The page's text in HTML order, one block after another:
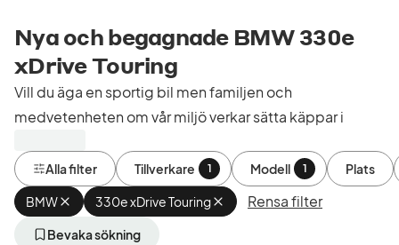
Nya och begagnade BMW 330e
xDrive Touring
Vill du äga en sportig bil men familjen och
medvetenheten om vår miljö verkar sätta käppar i
BMW 3-serien har nämligen en ny kombi med
laddhybrid.
BMW 330e xDrive Touring är en bil designad för att
Alla filter Tillverkare 1 Modell 1 Plats
BMW Ta
bort
aktivt
330e xDrive Touring Ta
bort
Rensa filter
Bevaka sökning